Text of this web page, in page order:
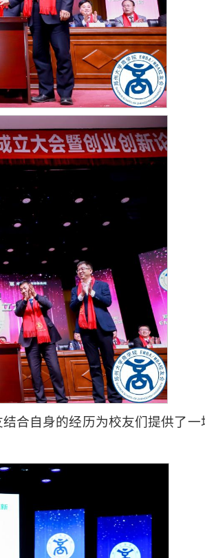
合自身的经历为校友们提供了一